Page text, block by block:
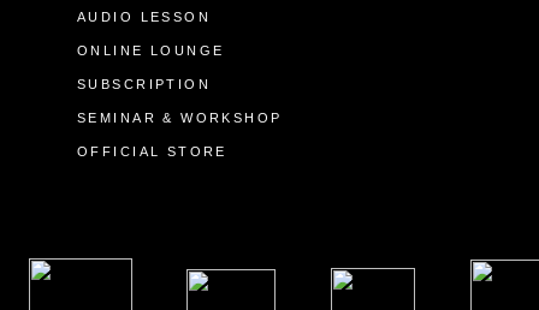
AUDIO LESSON
ONLINE LOUNGE
SUBSCRIPTION
SEMINAR & WORKSHOP
OFFICIAL STORE